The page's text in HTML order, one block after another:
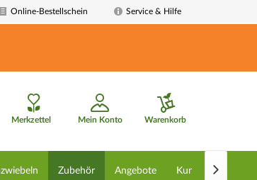
Online-Bestellschein Service & Hilfe
Merkzettel Mein Konto Warenkorb
Zubehör Angebote Kunstpflanzen
